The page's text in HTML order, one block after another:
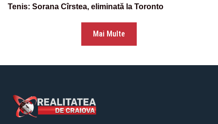
Tenis: Sorana Cîrstea, eliminată la Toronto
Mai Multe